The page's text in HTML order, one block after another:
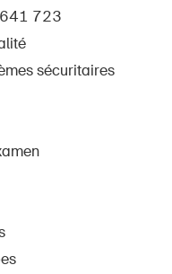
641 723
sécuritaires